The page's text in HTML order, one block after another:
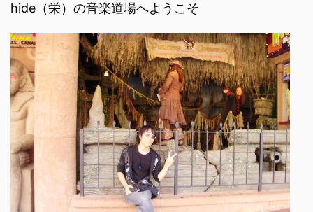
hide（栄）の音楽道場へようこそ